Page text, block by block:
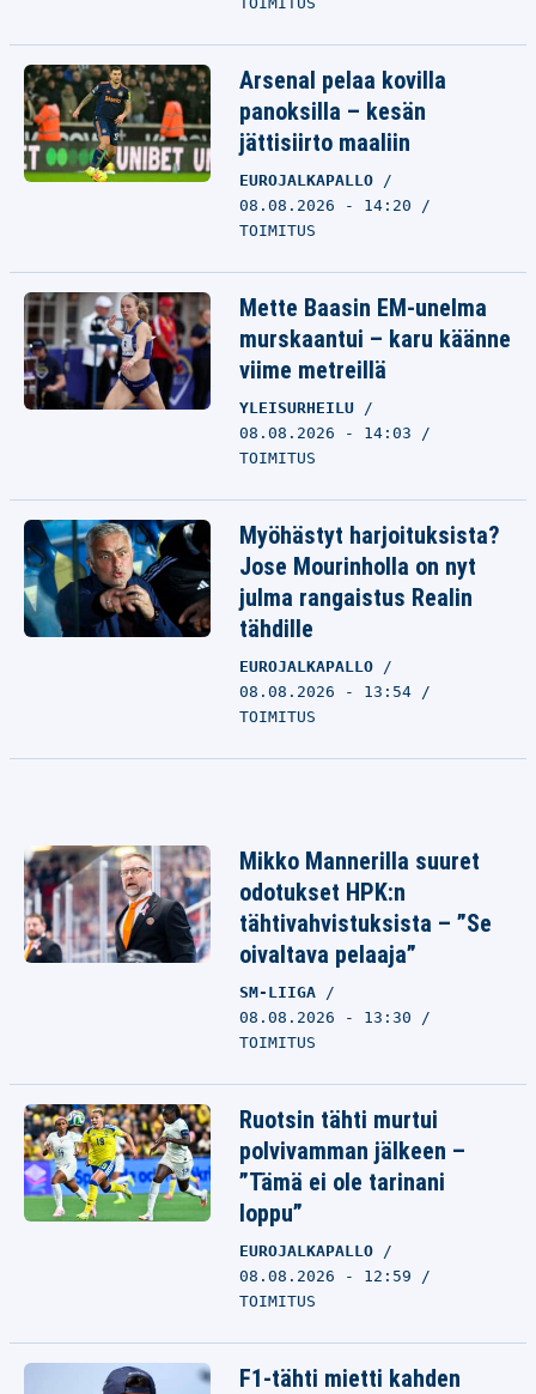
Arsenal pelaa kovilla
panoksilla – kesän
jättisiirto maaliin
EUROJALKAPALLO
08.08.2026 - 14:20
TOIMITUS
Mette Baasin EM-unelma
murskaantui – karu käänne
viime metreillä
YLEISURHEILU
08.08.2026 - 14:03
TOIMITUS
Myöhästyt harjoituksista?
Jose Mourinholla on nyt
julma rangaistus Realin
tähdille
EUROJALKAPALLO
08.08.2026 - 13:54
TOIMITUS
Mikko Mannerilla suuret
odotukset HPK:n
tähtivahvistuksista – ”Se
oivaltava pelaaja”
SM-LIIGA
08.08.2026 - 13:30
TOIMITUS
Ruotsin tähti murtui
polvivamman jälkeen –
”Tämä ei ole tarinani
loppu”
EUROJALKAPALLO
08.08.2026 - 12:59
TOIMITUS
F1-tähti mietti kahden